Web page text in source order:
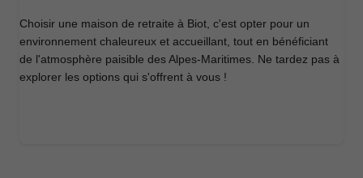
Choisir une maison de retraite à Biot, c'est opter pour un
environnement chaleureux et accueillant, tout en bénéficiant
de l'atmosphère paisible des Alpes-Maritimes. Ne tardez pas à
explorer les options qui s'offrent à vous !